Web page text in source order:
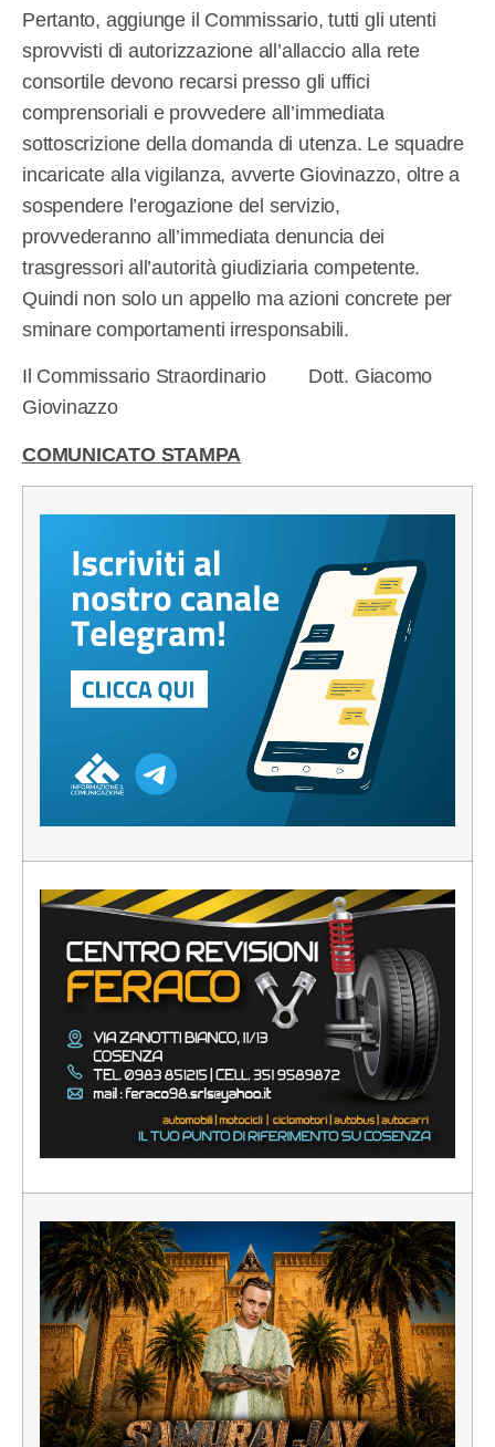
Pertanto, aggiunge il Commissario, tutti gli utenti
sprovvisti di autorizzazione all’allaccio alla rete
consortile devono recarsi presso gli uffici
comprensoriali e provvedere all’immediata
sottoscrizione della domanda di utenza. Le squadre
incaricate alla vigilanza, avverte Giovinazzo, oltre a
sospendere l’erogazione del servizio,
provvederanno all’immediata denuncia dei
trasgressori all’autorità giudiziaria competente.
Quindi non solo un appello ma azioni concrete per
sminare comportamenti irresponsabili.
Il Commissario Straordinario Dott. Giacomo
Giovinazzo
COMUNICATO STAMPA